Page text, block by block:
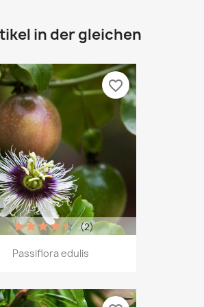
in der gleichen
Passiflora edulis
(2)
favorite_border